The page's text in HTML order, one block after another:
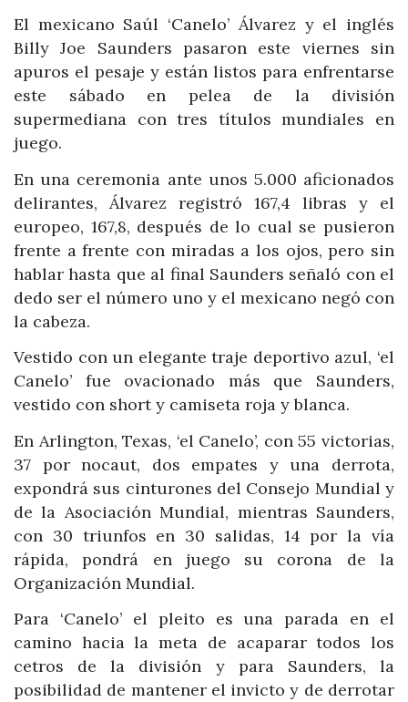
El mexicano Saúl ‘Canelo’ Álvarez y el inglés
Billy Joe Saunders pasaron este viernes sin
apuros el pesaje y están listos para enfrentarse
este sábado en pelea de la división
supermediana con tres títulos mundiales en
juego.
En una ceremonia ante unos 5.000 aficionados
delirantes, Álvarez registró 167,4 libras y el
europeo, 167,8, después de lo cual se pusieron
frente a frente con miradas a los ojos, pero sin
hablar hasta que al final Saunders señaló con el
dedo ser el número uno y el mexicano negó con
la cabeza.
Vestido con un elegante traje deportivo azul, ‘el
Canelo’ fue ovacionado más que Saunders,
vestido con short y camiseta roja y blanca.
En Arlington, Texas, ‘el Canelo’, con 55 victorias,
37 por nocaut, dos empates y una derrota,
expondrá sus cinturones del Consejo Mundial y
de la Asociación Mundial, mientras Saunders,
con 30 triunfos en 30 salidas, 14 por la vía
rápida, pondrá en juego su corona de la
Organización Mundial.
Para ‘Canelo’ el pleito es una parada en el
camino hacia la meta de acaparar todos los
cetros de la división y para Saunders, la
posibilidad de mantener el invicto y de derrotar